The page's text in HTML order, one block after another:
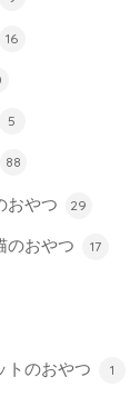
16
5
88
おやつ 29
のおやつ 17
トのおやつ 1